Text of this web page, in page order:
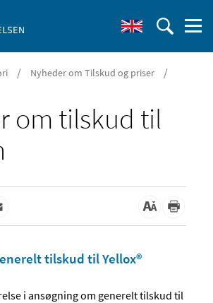
/ Nyheder om Tilskud og priser /
om tilskud til
tilskud til Yellox®
i ansøgning om generelt tilskud til